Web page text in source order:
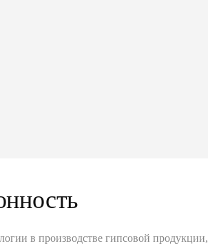
в производстве гипсовой продукции,